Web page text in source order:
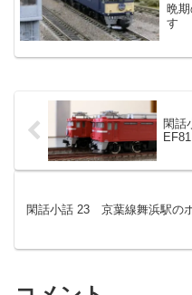
晩
す
閑話
EF81
閑話小話 23 京葉線舞浜駅の